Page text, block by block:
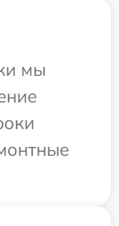
мы